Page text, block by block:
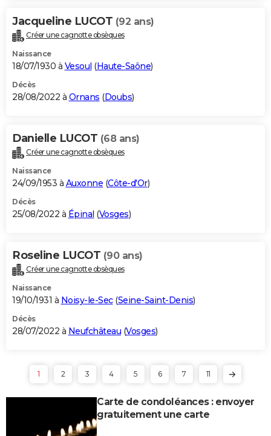
Jacqueline LUCOT (92 ans)
Créer une cagnotte obsèques
Naissance
18/07/1930 à Vesoul (Haute-Saône)
Décès
28/08/2022 à Ornans (Doubs)
Danielle LUCOT (68 ans)
Créer une cagnotte obsèques
Naissance
24/09/1953 à Auxonne (Côte-d'Or)
Décès
25/08/2022 à Épinal (Vosges)
Roseline LUCOT (90 ans)
Créer une cagnotte obsèques
Naissance
19/10/1931 à Noisy-le-Sec(Seine-Saint-Denis)
Décès
28/07/2022 à Neufchâteau (Vosges)
1 2 3 4 5 6 7 11
Carte de condoléances : envoyer
gratuitement une carte